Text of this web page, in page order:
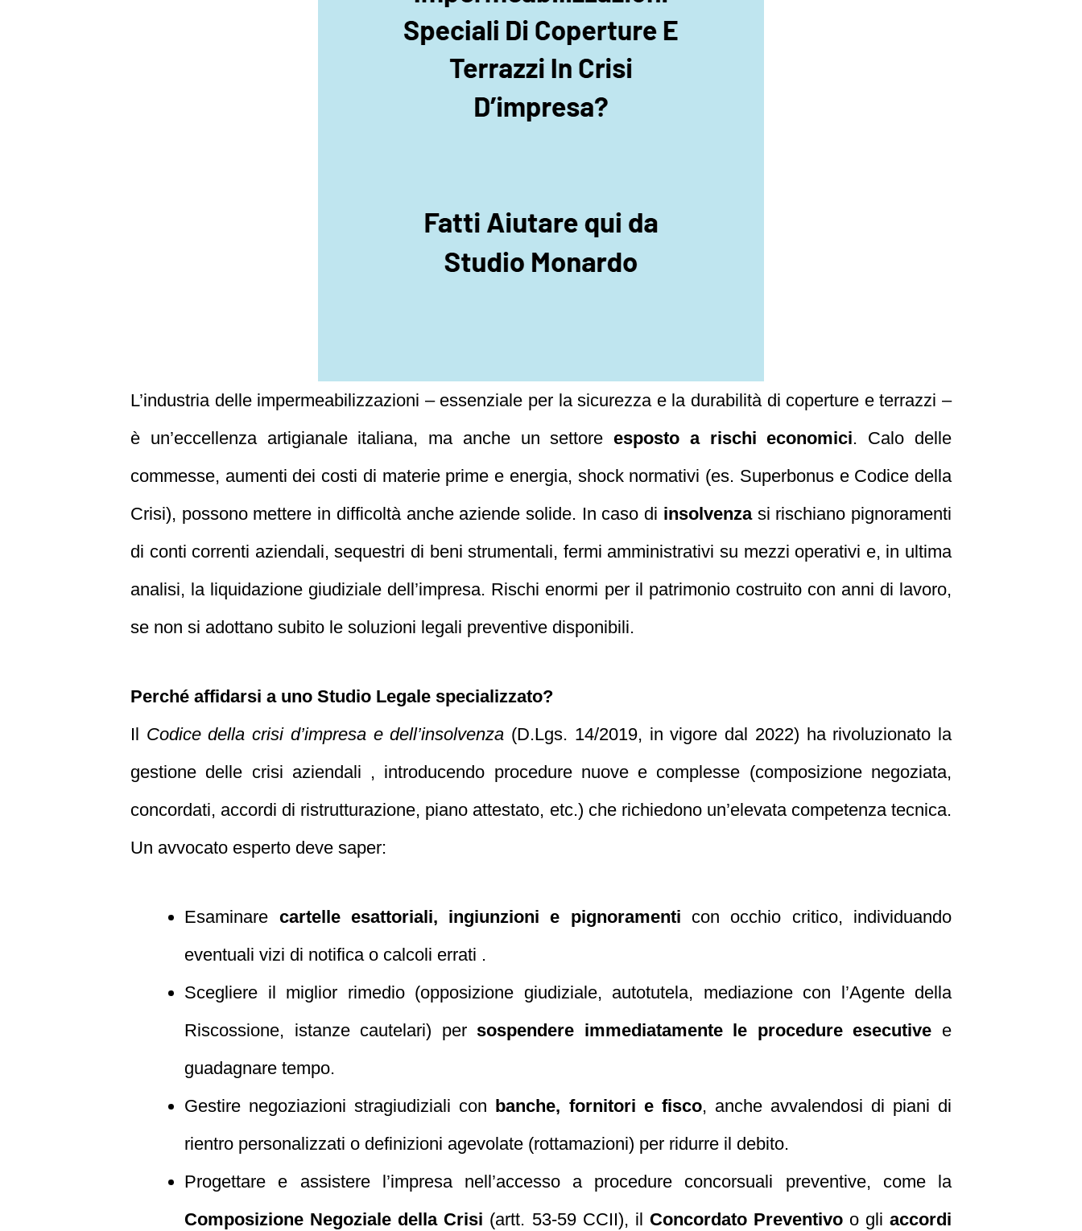
L’industria delle impermeabilizzazioni – essenziale per la sicurezza e la durabilità di coperture e terrazzi –
è un’eccellenza artigianale italiana, ma anche un settoreesposto a rischi economici. Calo delle
commesse, aumenti dei costi di materie prime e energia, shock normativi (es. Superbonus e Codice della
Crisi), possono mettere in difficoltà anche aziende solide. In caso di insolvenzasi rischiano pignoramenti
di conti correnti aziendali, sequestri di beni strumentali, fermi amministrativi su mezzi operativi e, in ultima
analisi, la liquidazione giudiziale dell’impresa. Rischi enormi per il patrimonio costruito con anni di lavoro,
se non si adottano subito le soluzioni legali preventive disponibili.
Perché affidarsi a uno Studio Legale specializzato?
Il Codice della crisi d’impresa e dell’insolvenza (D.Lgs. 14/2019, in vigore dal 2022) ha rivoluzionato la
gestione delle crisi aziendali , introducendo procedure nuove e complesse (composizione negoziata,
concordati, accordi di ristrutturazione, piano attestato, etc.) che richiedono un’elevata competenza tecnica.
Un avvocato esperto deve saper:
Esaminare cartelle esattoriali, ingiunzioni e pignoramenti con occhio critico, individuando
eventuali vizi di notifica o calcoli errati .
Scegliere il miglior rimedio (opposizione giudiziale, autotutela, mediazione con l’Agente della
Riscossione, istanze cautelari) per sospendere immediatamente le procedure esecutive e
guadagnare tempo.
Gestire negoziazioni stragiudiziali con banche, fornitori e fisco, anche avvalendosi di piani di
rientro personalizzati o definizioni agevolate (rottamazioni) per ridurre il debito.
Progettare e assistere l’impresa nell’accesso a procedure concorsuali preventive, come la
Composizione Negoziale della Crisi (artt. 53-59 CCII), il Concordato Preventivoo gliaccordi